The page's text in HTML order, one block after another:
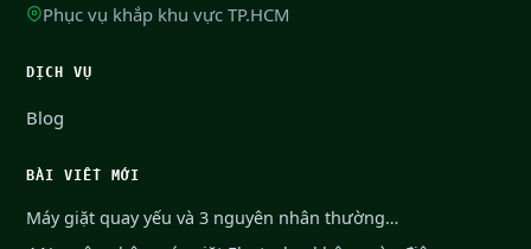
Phục vụ khắp khu vực TP.HCM
DỊCH VỤ
Blog
BÀI VIẾT MỚI
Máy giặt quay yếu và 3 nguyên nhân thường…